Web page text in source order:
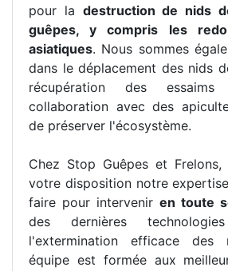
pour la destruction de nids
guêpes, y compris les
asiatiques. Nous sommes
dans le déplacement des nids
récupération des
collaboration avec des
de préserver l'écosystème.
Chez Stop Guêpes et
votre disposition notre
faire pour intervenir en toute
des dernières
l'extermination efficace des
équipe est formée aux